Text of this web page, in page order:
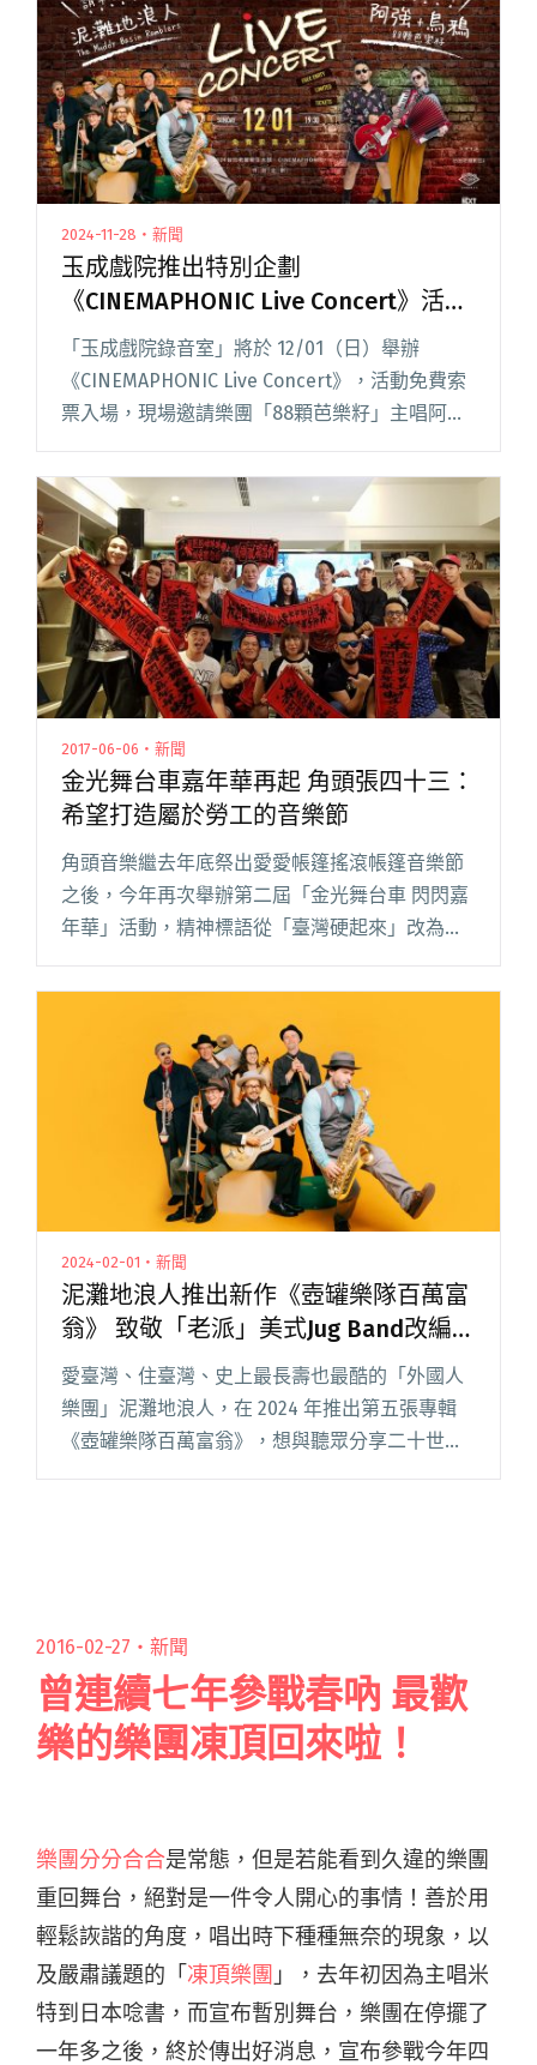
2024-11-28・新聞
玉成戲院推出特別企劃
《CINEMAPHONIC Live Concert》活動
開放免費索票
「玉成戲院錄音室」將於 12/01（日）舉辦
《CINEMAPHONIC Live Concert》，活動免費索
票入場，現場邀請樂團「88顆芭樂籽」主唱阿
強，以及成軍已滿 22 年的「泥灘地浪人」，帶來
一連串精彩現場演出。當日演出也將同步錄音閱
讀全文 "玉成戲院推出特別企劃
《CINEMAPHONIC Live Concert》活動開放免費
索票"
2017-06-06・新聞
金光舞台車嘉年華再起 角頭張四十三：
希望打造屬於勞工的音樂節
角頭音樂繼去年底祭出愛愛帳篷搖滾帳篷音樂節
之後，今年再次舉辦第二屆「金光舞台車 閃閃嘉
年華」活動，精神標語從「臺灣硬起來」改為
前，擺開 20 台的金光舞台車，作為樂團、DJ 以
及鋼管舞者們的音樂節的閱讀全文 "金光舞台車
嘉年華再起 角頭張四十三：希望打造屬於勞工的
2024-02-01・新聞
泥灘地浪人推出新作《壺罐樂隊百萬富
翁》 致敬「老派」美式Jug Band改編
〈四季紅〉
愛臺灣、住臺灣、史上最長壽也最酷的「外國人
樂團」泥灘地浪人，在 2024 年推出第五張專輯
《壺罐樂隊百萬富翁》，想與聽眾分享二十世紀
初，美國爵士和藍調音樂的廣大宇宙中，相當重
2016-02-27・ 新聞
曾連續七年參戰春吶 最歡
樂的樂團凍頂回來啦！
樂團分分合合是常態，但是若能看到久違的樂團
重回舞台，絕對是一件令人開心的事情！善於用
輕鬆詼諧的角度，唱出時下種種無奈的現象，以
及嚴肅議題的「 凍頂樂團 」，去年初因為主唱米
特到日本唸書，而宣布暫別舞台，樂團在停擺了
一年多之後，終於傳出好消息，宣布參戰今年四